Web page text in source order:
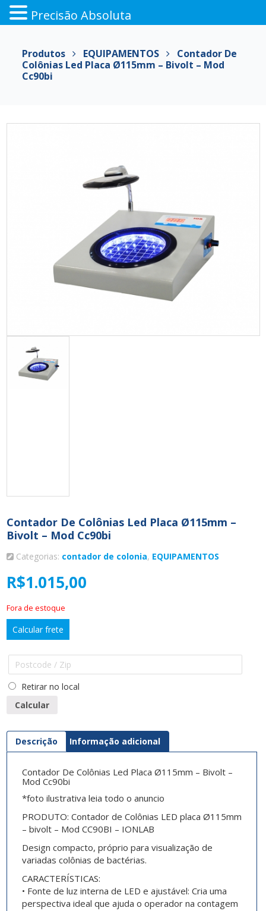
para
conteúdo
Produtos EQUIPAMENTOS
Contador De
Colônias Led Placa Ø115mm – Bivolt – Mod
Cc90bi
Contador De Colônias Led Placa Ø115mm –
Bivolt – Mod Cc90bi
Categorias: contador de colonia, EQUIPAMENTOS
R$1.015,00
Fora de estoque
Calcular frete
Retirar no local
Calcular
Descrição Informação adicional
Contador De Colônias Led Placa Ø115mm – Bivolt –
Mod Cc90bi
*foto ilustrativa leia todo o anuncio
PRODUTO: Contador de Colônias LED placa Ø115mm
– bivolt – Mod CC90BI – IONLAB
Design compacto, próprio para visualização de
variadas colônias de bactérias.
CARACTERÍSTICAS:
• Fonte de luz interna de LED e ajustável: Cria uma
perspectiva ideal que ajuda o operador na contagem
Precisão Absoluta